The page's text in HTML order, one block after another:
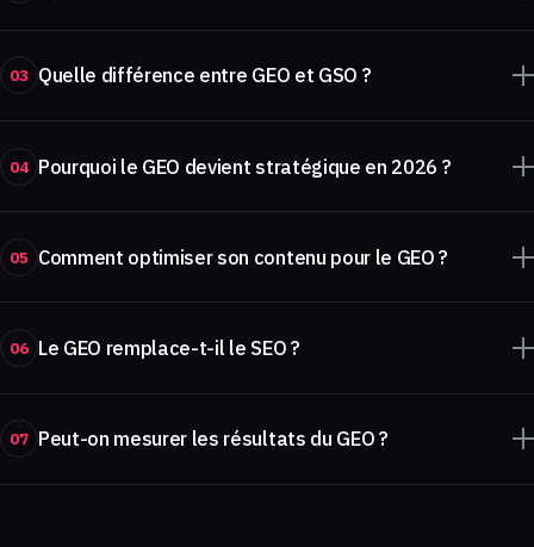
03 Quelle différence entre GEO et GSO ?
04 Pourquoi le GEO devient stratégique en 2026 ?
05 Comment optimiser son contenu pour le GEO ?
06 Le GEO remplace-t-il le SEO ?
07 Peut-on mesurer les résultats du GEO ?